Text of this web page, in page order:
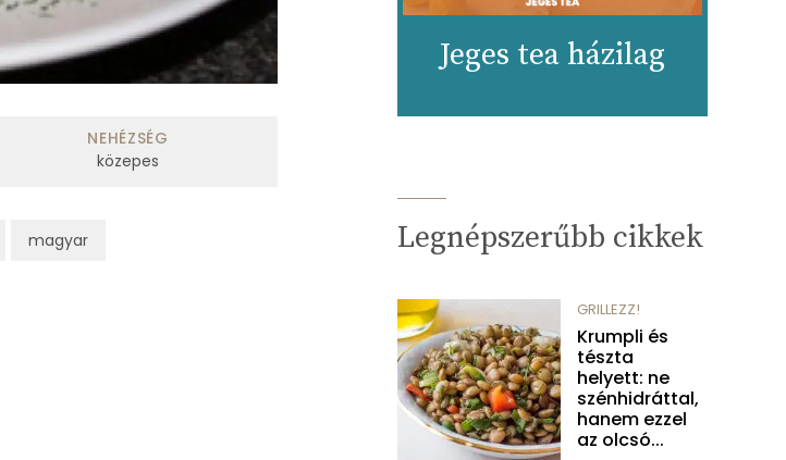
NEHÉZSÉG
közepes
magyar
Jeges tea házilag
Legnépszerűbb cikkek
GRILLEZZ!
Krumpli és
tészta
helyett: ne
szénhidráttal,
hanem ezzel
az olcsó...